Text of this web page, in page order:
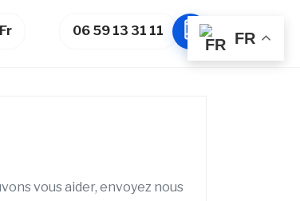
06 59 13 31 11
vous aider, envoyez nous
FR